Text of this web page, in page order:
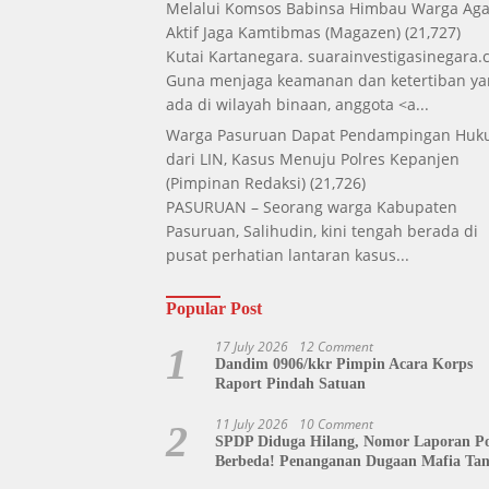
Melalui Komsos Babinsa Himbau Warga
Aktif Jaga Kamtibmas (Magazen) (21,727)
Kutai Kartanegara.
Guna menjaga keamanan dan ketertiban
ada di wilayah binaan, anggota <a...
Warga Pasuruan Dapat Pendampingan
dari LIN, Kasus Menuju Polres Kepanjen
(Pimpinan Redaksi) (21,726)
PASURUAN – Seorang warga Kabupaten
Pasuruan, Salihudin, kini tengah berada di
pusat perhatian lantaran kasus...
Popular Post
1 17 July 2026 12 Comment
Dandim 0906/kkr Pimpin Acara Korps
Raport Pindah Satuan
2 11 July 2026 10 Comment
SPDP Diduga Hilang, Nomor Laporan
Berbeda! Penanganan Dugaan Mafia